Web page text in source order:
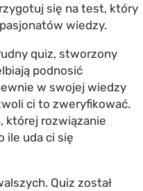
się na test, który
wiedzy.
quiz, stworzony
podnosić
w swojej wiedzy
ci to zweryfikować.
której rozwiązanie
ile uda ci się
Quiz został